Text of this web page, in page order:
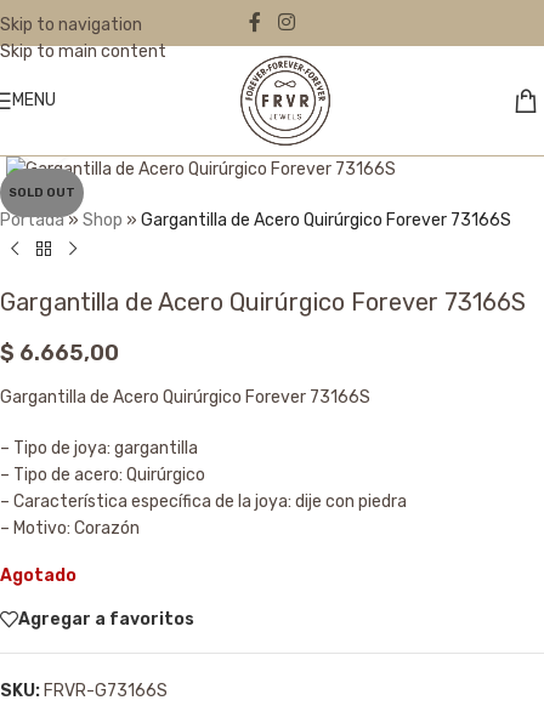
Skip to navigation
Skip to main content
MENU
SOLD OUT
Portada» Shop » Gargantilla de Acero Quirúrgico Forever 73166S
Gargantilla de Acero Quirúrgico Forever 73166S
$ 6.665,00
Gargantilla de Acero Quirúrgico Forever 73166S
– Tipo de joya: gargantilla
– Tipo de acero: Quirúrgico
– Característica específica de la joya: dije con piedra
– Motivo: Corazón
Agotado
Agregar a favoritos
SKU: FRVR-G73166S